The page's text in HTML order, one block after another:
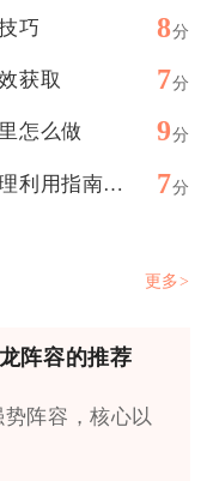
巧 8分
获取 7分
怎么做 9分
红魂在鬼泣巅峰之战中的合理利用指南是什么 7分
更多>
阵容的推荐
阵容，核心以